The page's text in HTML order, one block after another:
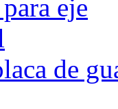
eje
de